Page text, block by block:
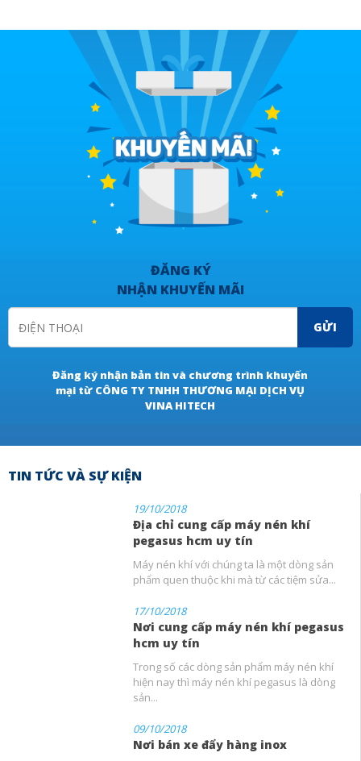
ĐĂNG KÝ
NHẬN KHUYẾN MÃI
GỬI
Đăng ký nhận bản tin và chương trình khuyến
mại từ CÔNG TY TNHH THƯƠNG MẠI DỊCH VỤ
VINA HITECH
TIN TỨC VÀ SỰ KIỆN
19/10/2018
Địa chỉ cung cấp máy nén khí
pegasus hcm uy tín
Máy nén khí với chúng ta là một dòng sản
phẩm quen thuộc khi mà từ các tiệm sửa...
17/10/2018
Nơi cung cấp máy nén khí pegasus
hcm uy tín
Trong số các dòng sản phẩm máy nén khí
hiện nay thì máy nén khí pegasus là dòng
sản...
09/10/2018
Nơi bán xe đẩy hàng inox